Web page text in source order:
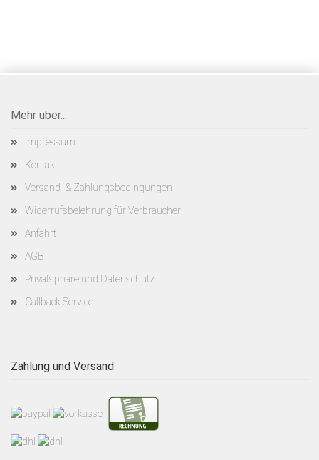
Mehr über...
Impressum
Kontakt
Versand- & Zahlungsbedingungen
Widerrufsbelehrung für Verbraucher
Anfahrt
AGB
Privatsphäre und Datenschutz
Callback Service
Zahlung und Versand